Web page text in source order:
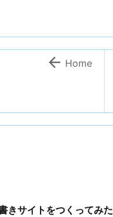
 Home
きサイトをつくってみ